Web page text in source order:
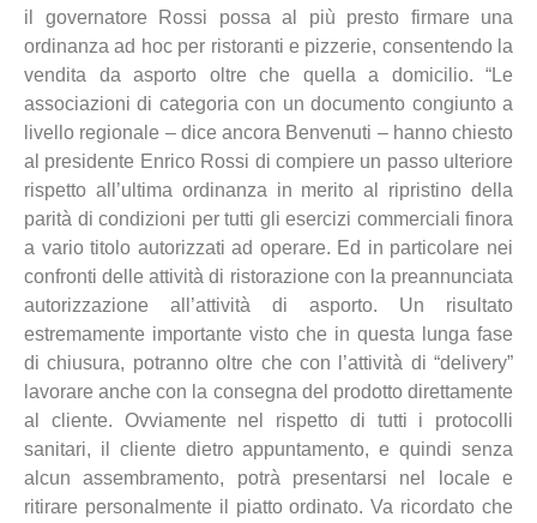
il governatore Rossi possa al più presto firmare una
ordinanza ad hoc per ristoranti e pizzerie, consentendo la
vendita da asporto oltre che quella a domicilio. “Le
associazioni di categoria con un documento congiunto a
livello regionale – dice ancora Benvenuti – hanno chiesto
al presidente Enrico Rossi di compiere un passo ulteriore
rispetto all’ultima ordinanza in merito al ripristino della
parità di condizioni per tutti gli esercizi commerciali finora
a vario titolo autorizzati ad operare. Ed in particolare nei
confronti delle attività di ristorazione con la preannunciata
autorizzazione all’attività di asporto. Un risultato
estremamente importante visto che in questa lunga fase
di chiusura, potranno oltre che con l’attività di “delivery”
lavorare anche con la consegna del prodotto direttamente
al cliente. Ovviamente nel rispetto di tutti i protocolli
sanitari, il cliente dietro appuntamento, e quindi senza
alcun assembramento, potrà presentarsi nel locale e
ritirare personalmente il piatto ordinato. Va ricordato che